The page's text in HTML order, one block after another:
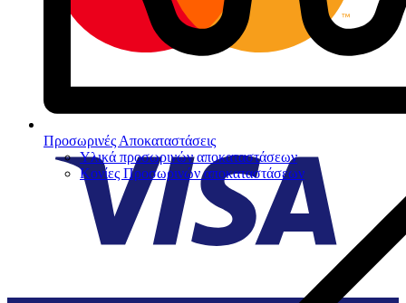
Προσωρινές Αποκαταστάσεις
Υλικά προσωρινών αποκαταστάσεων
Κονίες Προσωρινών αποκαταστάσεων